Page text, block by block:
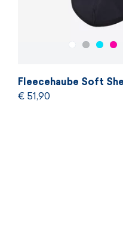
Fleecehaube Soft
€ 51,90